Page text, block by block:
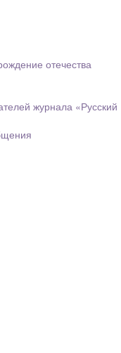
отечества
журнала «Русский